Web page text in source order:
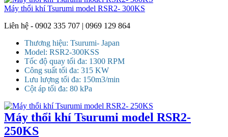
Máy thổi khí Tsurumi model RSR2- 300KS
Liên hệ - 0902 335 707 | 0969 129 864
Thương hiệu: Tsurumi- Japan
Model: RSR2-300KSS
Tốc độ quay tối đa: 1300 RPM
Công suất tối đa: 315 KW
Lưu lượng tối đa: 150m3/min
Cột áp tối đa: 80 kPa
Máy thổi khí Tsurumi model RSR2-
250KS